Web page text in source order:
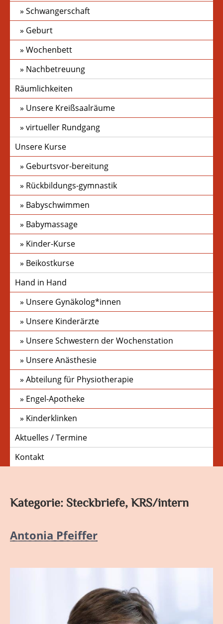
Schwangerschaft
Geburt
Wochenbett
Nachbetreuung
Räumlichkeiten
Unsere Kreißsaalräume
virtueller Rundgang
Unsere Kurse
Geburtsvor-bereitung
Rückbildungs-gymnastik
Babyschwimmen
Babymassage
Kinder-Kurse
Beikostkurse
Hand in Hand
Unsere Gynäkolog*innen
Unsere Kinderärzte
Unsere Schwestern der Wochenstation
Unsere Anästhesie
Abteilung für Physiotherapie
Engel-Apotheke
Kinderklinken
Aktuelles / Termine
Kontakt
Kategorie: Steckbriefe, KRS/intern
Antonia Pfeiffer